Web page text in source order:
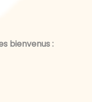
bienvenus :